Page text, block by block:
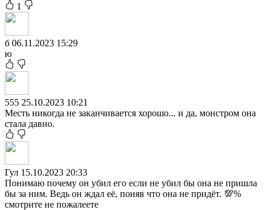
1
б 06.11.2023 15:29
ю
555 25.10.2023 10:21
Месть никогда не заканчивается хорошо... и да, монстром она
стала давно.
Гул 15.10.2023 20:33
Понимаю почему он убил его если не убил бы она не пришла
бы за ним. Ведь он ждал её, поняв что она не придёт. 💯%
смотрите не пожалеете